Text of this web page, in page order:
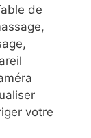
de
votre